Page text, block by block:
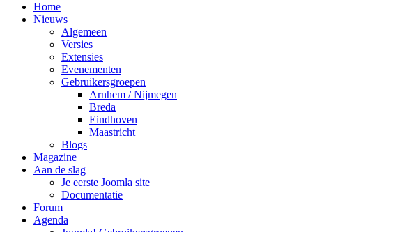
Home
Nieuws
Algemeen
Versies
Extensies
Evenementen
Gebruikersgroepen
Arnhem / Nijmegen
Breda
Eindhoven
Maastricht
Blogs
Magazine
Aan de slag
Je eerste Joomla site
Documentatie
Forum
Agenda